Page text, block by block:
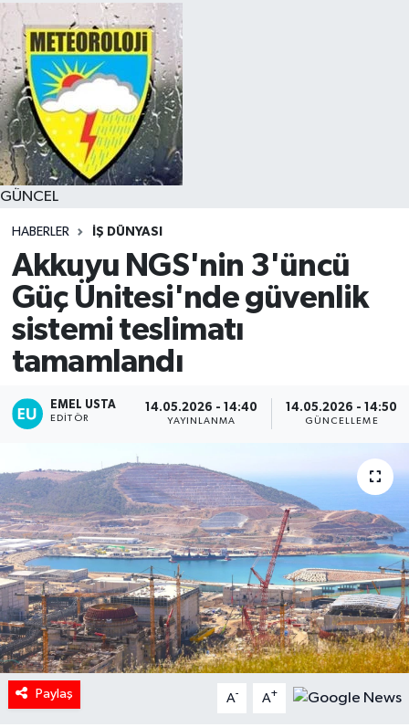
GÜNCEL
HABERLER İŞ DÜNYASI
Akkuyu NGS'nin 3'üncü
Güç Ünitesi'nde güvenlik
sistemi teslimatı
tamamlandı
EMEL USTA
EDITÖR
14.05.2026 - 14:40
YAYINLANMA
14.05.2026 - 14:50
GÜNCELLEME
Paylaş A- A+